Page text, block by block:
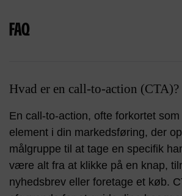
FAQ
Hvad er en call-to-action (CTA)?
En call-to-action, ofte forkortet
element i din markedsføring, der
målgruppe til at tage en specifik
være alt fra at klikke på en knap,
nyhedsbrev eller foretage et køb.